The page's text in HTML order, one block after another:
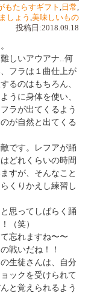
もたらすギフト , 日常,
しょう ,美味しいもの
投稿日:2018.09.18
しいアウアナ..何
フラは１曲仕上が
るのはもちろん、
うに身体を使い、
ラが出てくるよう
が自然と出てくる
です。レフアが踊
どれくらいの時間
すが、そんなこと
くりかえし練習し
思ってしばらく踊
（笑）
忘れますね〜〜
戦いだね！！
生徒さんは、自分
ックを受けられて
と覚えられるよう